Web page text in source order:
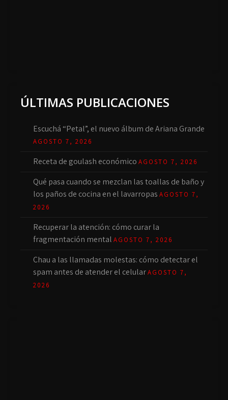
ÚLTIMAS PUBLICACIONES
Escuchá “Petal”, el nuevo álbum de Ariana Grande
AGOSTO 7, 2026
Receta de goulash económico AGOSTO 7, 2026
Qué pasa cuando se mezclan las toallas de baño y
los paños de cocina en el lavarropas AGOSTO 7,
2026
Recuperar la atención: cómo curar la
fragmentación mental AGOSTO 7, 2026
Chau a las llamadas molestas: cómo detectar el
spam antes de atender el celularAGOSTO 7,
2026